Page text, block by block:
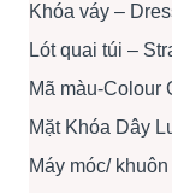
Khóa váy –
Lót quai túi –
Mã màu-Colour
Mặt Khóa Dây
Máy móc/